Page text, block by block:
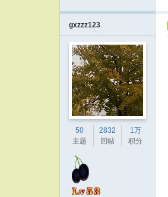
gxzzz123
50
主题
2832
回帖
1万
积分